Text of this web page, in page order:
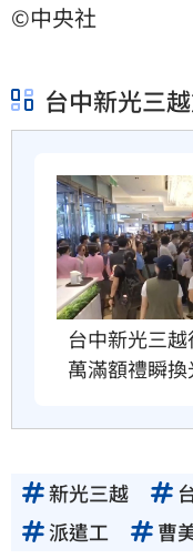
©中央社
台中新光三
台中新光三
萬滿額禮瞬換
新光三越
派遣工
曹